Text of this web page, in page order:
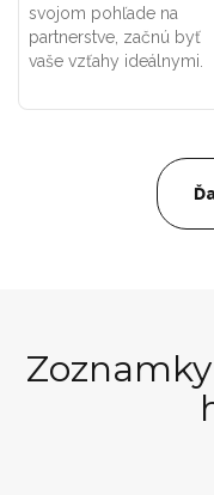
svojom pohľade na
partnerstve, začnú byť
vaše vzťahy ideálnymi.